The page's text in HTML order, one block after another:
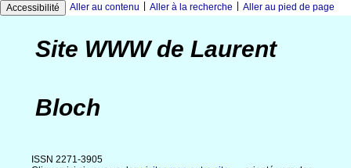
Accessibilité Aller au contenu Aller à la recherche Aller au pied de page
Site WWW de Laurent
Bloch
ISSN 2271-3905